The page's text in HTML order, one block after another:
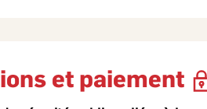
et paiement